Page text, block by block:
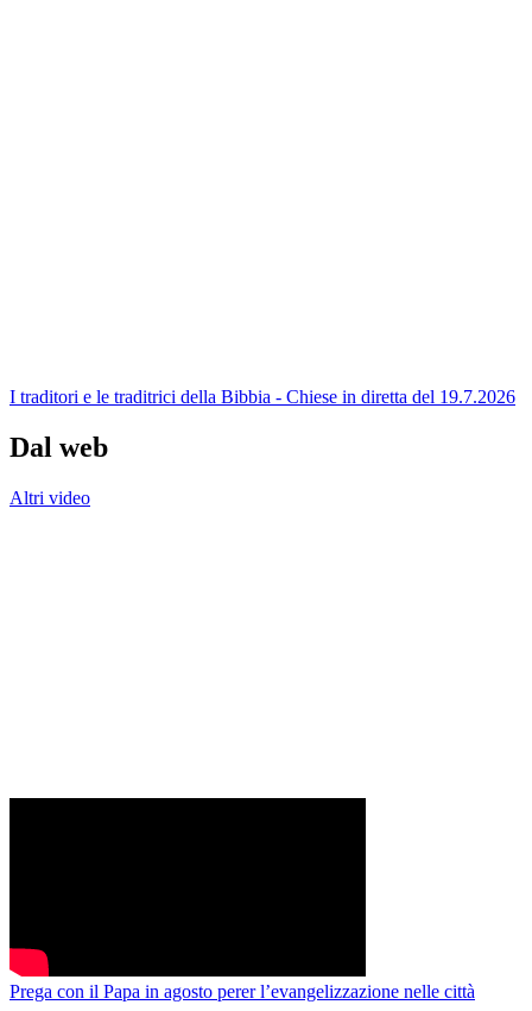
I traditori e le traditrici della Bibbia - Chiese in diretta del 19.7.2026
Dal web
Altri video
Prega con il Papa in agosto perer l’evangelizzazione nelle città